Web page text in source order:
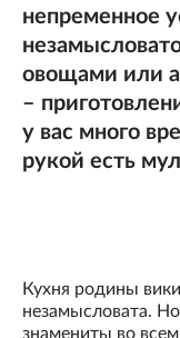
непременное
овощами или
–
у вас много
рукой есть
Кухня родины
незамысловата.
знамениты во